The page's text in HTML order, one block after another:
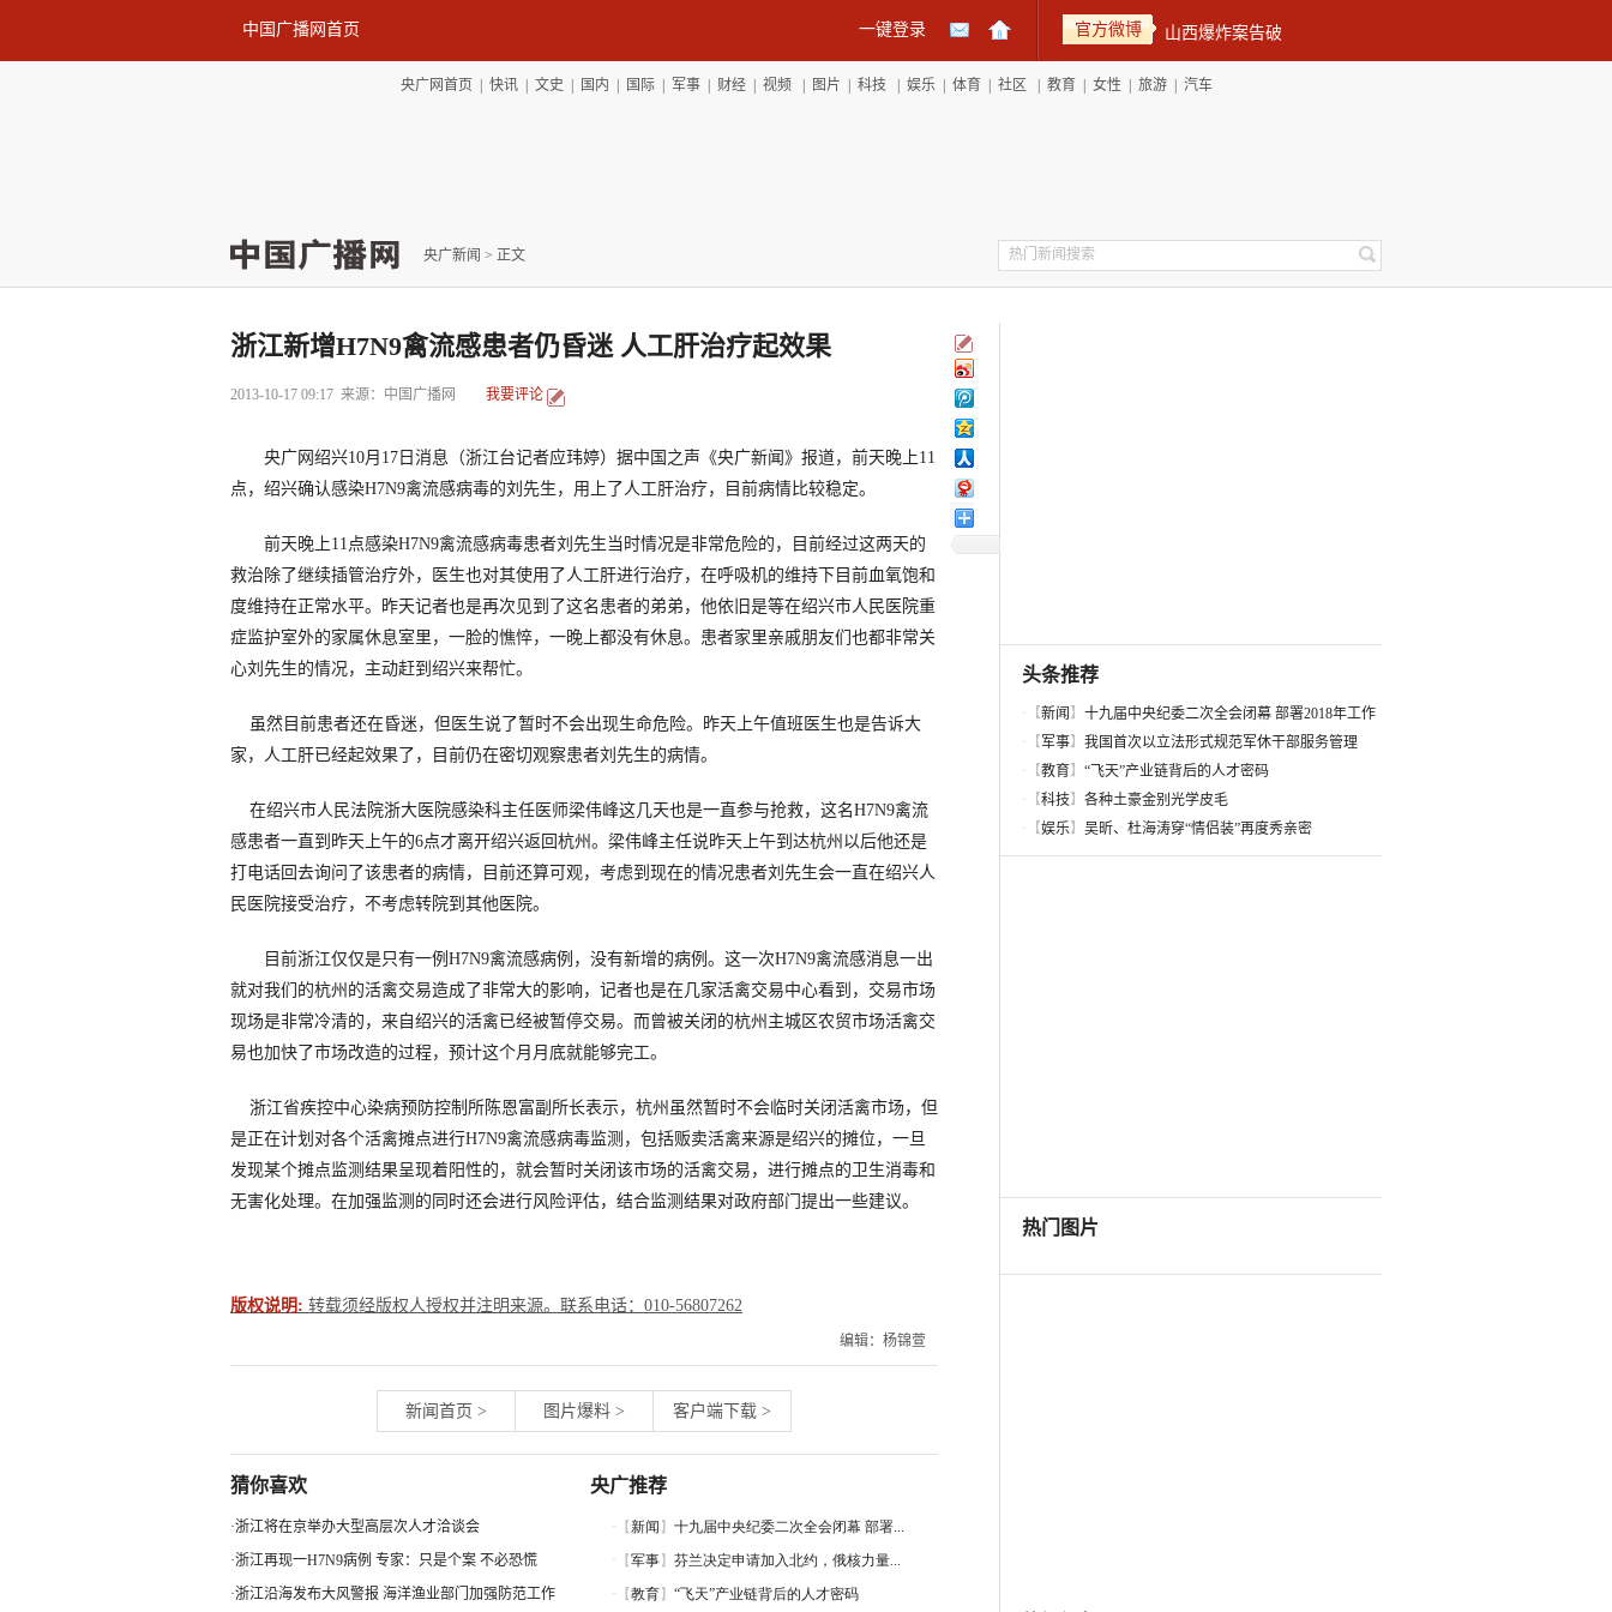
中国广播网首页 一键登录 官方微博
央广网首页 快讯| 文史 国内 国际| 军事| 财经| 视频 图片 科技 娱乐| 体育 社区 教育 女性 旅游| 汽车
央广新闻 > 正文
浙江新增H7N9禽流感患者仍昏迷 人工肝治疗起效果
2013-10-17 09:17 来源：中国广播网 我要评论
央广网绍兴10月17日消息（浙江台记者应玮婷）据中国之声《央广新闻》报道，前天晚上11
点，绍兴确认感染H7N9禽流感病毒的刘先生，用上了人工肝治疗，目前病情比较稳定。
前天晚上11点感染H7N9禽流感病毒患者刘先生当时情况是非常危险的，目前经过这两天的
救治除了继续插管治疗外，医生也对其使用了人工肝进行治疗，在呼吸机的维持下目前血氧饱和
度维持在正常水平。昨天记者也是再次见到了这名患者的弟弟，他依旧是等在绍兴市人民医院重
症监护室外的家属休息室里，一脸的憔悴，一晚上都没有休息。患者家里亲戚朋友们也都非常关
心刘先生的情况，主动赶到绍兴来帮忙。
虽然目前患者还在昏迷，但医生说了暂时不会出现生命危险。昨天上午值班医生也是告诉大
家，人工肝已经起效果了，目前仍在密切观察患者刘先生的病情。
在绍兴市人民法院浙大医院感染科主任医师梁伟峰这几天也是一直参与抢救，这名H7N9禽流
感患者一直到昨天上午的6点才离开绍兴返回杭州。梁伟峰主任说昨天上午到达杭州以后他还是
打电话回去询问了该患者的病情，目前还算可观，考虑到现在的情况患者刘先生会一直在绍兴人
民医院接受治疗，不考虑转院到其他医院。
目前浙江仅仅是只有一例H7N9禽流感病例，没有新增的病例。这一次H7N9禽流感消息一出
就对我们的杭州的活禽交易造成了非常大的影响，记者也是在几家活禽交易中心看到，交易市场
现场是非常冷清的，来自绍兴的活禽已经被暂停交易。而曾被关闭的杭州主城区农贸市场活禽交
易也加快了市场改造的过程，预计这个月月底就能够完工。
浙江省疾控中心染病预防控制所陈恩富副所长表示，杭州虽然暂时不会临时关闭活禽市场，但
是正在计划对各个活禽摊点进行H7N9禽流感病毒监测，包括贩卖活禽来源是绍兴的摊位，一旦
发现某个摊点监测结果呈现着阳性的，就会暂时关闭该市场的活禽交易，进行摊点的卫生消毒和
无害化处理。在加强监测的同时还会进行风险评估，结合监测结果对政府部门提出一些建议。
版权说明: 转载须经版权人授权并注明来源。联系电话：010-56807262
编辑：杨锦萱
新闻首页 > 图片爆料 > 客户端下载 >
猜你喜欢
·浙江将在京举办大型高层次人才洽谈会
·浙江再现一H7N9病例 专家：只是个案 不必恐慌
·浙江沿海发布大风警报 海洋渔业部门加强防范工作
央广推荐